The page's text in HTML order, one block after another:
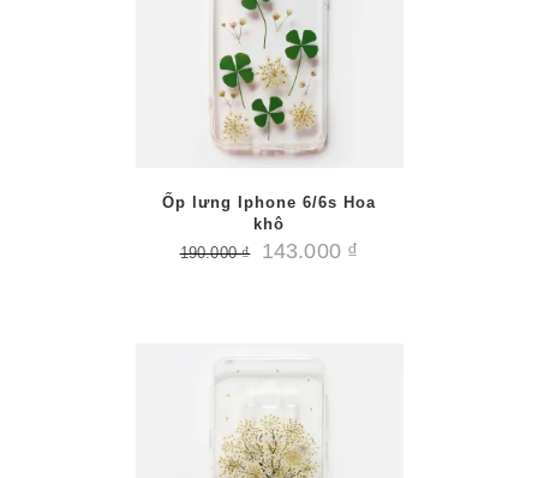
Ốp lưng Iphone 6/6s Hoa
khô
190.000₫ 143.000 ₫